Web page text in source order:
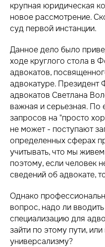
крупная юридическая
новое рассмотрение.
суд первой инстанции.
Данное дело было
ходе круглого стола в
адвокатов,
адвокатуре. Президент
адвокатов Светлана
важная и серьезная. По
запросов на "просто
не может - поступают
определенных сферах
учитывать, что мы
поэтому, если человек
сведений об адвокате,
Однако
вопрос, надо ли
специализацию для
зайти по этому пути,
универсализму?